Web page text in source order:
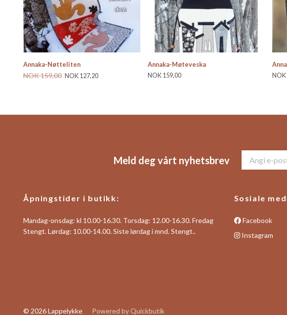
Annaka-Nøtteliten
NOK 159,00 NOK 127,20
Annaka-Møteveska
NOK 159,00
NOK
Meld deg vårt nyhetsbrev
Åpningstider i butikk:
Mandag-onsdag: kl 10.00-16.30. Torsdag: 12.00-16.30. Fredag
Stengt. Lørdag: 10.00-14.00. Siste lørdag i mnd. Stengt..
Sosiale
Facebook
Instagram
© 2026 Lappelykke Powered by Quickbutik